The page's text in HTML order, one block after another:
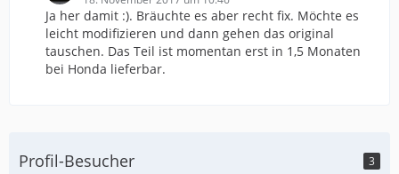
Ja her damit :). Bräuchte es aber recht fix. Möchte es
leicht modifizieren und dann gehen das original
tauschen. Das Teil ist momentan erst in 1,5 Monaten
bei Honda lieferbar.
Profil-Besucher 3